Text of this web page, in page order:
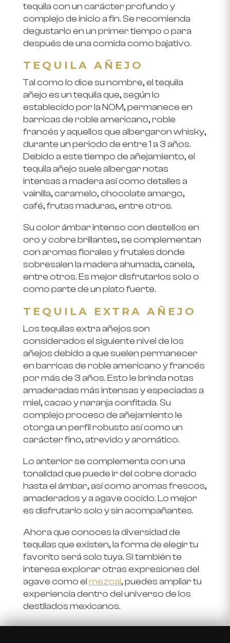
tequila con un carácter profundo y
complejo de inicio a fin. Se recomienda
degustarlo en un primer tiempo o para
después de una comida como bajativo.
TEQUILA AÑEJO
Tal como lo dice su nombre, el tequila
añejo es un tequila que, según lo
establecido por la NOM, permanece en
barricas de roble americano, roble
francés y aquellos que albergaron whisky,
durante un periodo de entre 1 a 3 años.
Debido a este tiempo de añejamiento, el
tequila añejo suele albergar notas
intensas a madera así como detalles a
vainilla, caramelo, chocolate amargo,
café, frutas maduras, entre otros.
Su color ámbar intenso con destellos en
oro y cobre brillantes, se complementan
con aromas florales y frutales donde
sobresalen la madera ahumada, canela,
entre otros. Es mejor disfrutarlos solo o
como parte de un plato fuerte.
TEQUILA EXTRA AÑEJO
Los tequilas extra añejos son
considerados el siguiente nivel de los
añejos debido a que suelen permanecer
en barricas de roble americano y francés
por más de 3 años. Esto le brinda notas
amaderadas más intensas y especiadas a
miel, cacao y naranja confitada. Su
complejo proceso de añejamiento le
otorga un perfil robusto así como un
carácter fino, atrevido y aromático.
Lo anterior se complementa con una
tonalidad que puede ir del cobre dorado
hasta el ámbar, así como aromas frescos,
amaderados y a agave cocido. Lo mejor
es disfrutarlo solo y sin acompañantes.
Ahora que conoces la diversidad de
tequilas que existen, la forma de elegir tu
favorito será solo tuya. Si también te
interesa explorar otras expresiones del
agave como elmezcal, puedes ampliar tu
experiencia dentro del universo de los
destilados mexicanos.